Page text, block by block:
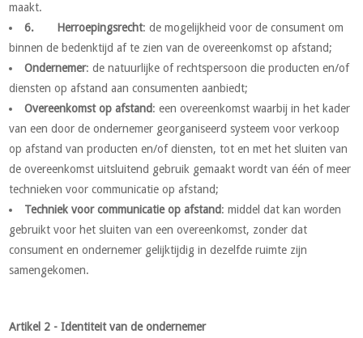
maakt.
6.
Herroepingsrecht: de mogelijkheid voor de consument om
binnen de bedenktijd af te zien van de overeenkomst op afstand;
Ondernemer: de natuurlijke of rechtspersoon die producten en/of
diensten op afstand aan consumenten aanbiedt;
Overeenkomst op afstand: een overeenkomst waarbij in het kader
van een door de ondernemer georganiseerd systeem voor verkoop
op afstand van producten en/of diensten, tot en met het sluiten van
de overeenkomst uitsluitend gebruik gemaakt wordt van één of meer
technieken voor communicatie op afstand;
Techniek voor communicatie op afstand: middel dat kan worden
gebruikt voor het sluiten van een overeenkomst, zonder dat
consument en ondernemer gelijktijdig in dezelfde ruimte zijn
samengekomen.
Artikel 2 - Identiteit van de ondernemer